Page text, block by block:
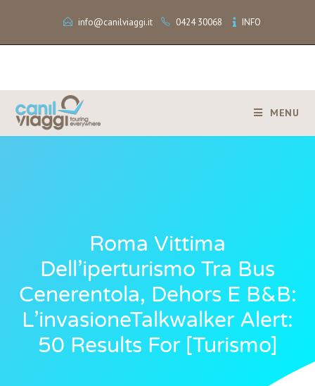
info@canilviaggi.it 0424 30068 INFO
MENU
Roma Vittima
Dell’iperturismo Tra Bus
Cenerentola, Dehors E B&b:
L’invasioneTalkwalker Alert:
50 Results For [turismo]